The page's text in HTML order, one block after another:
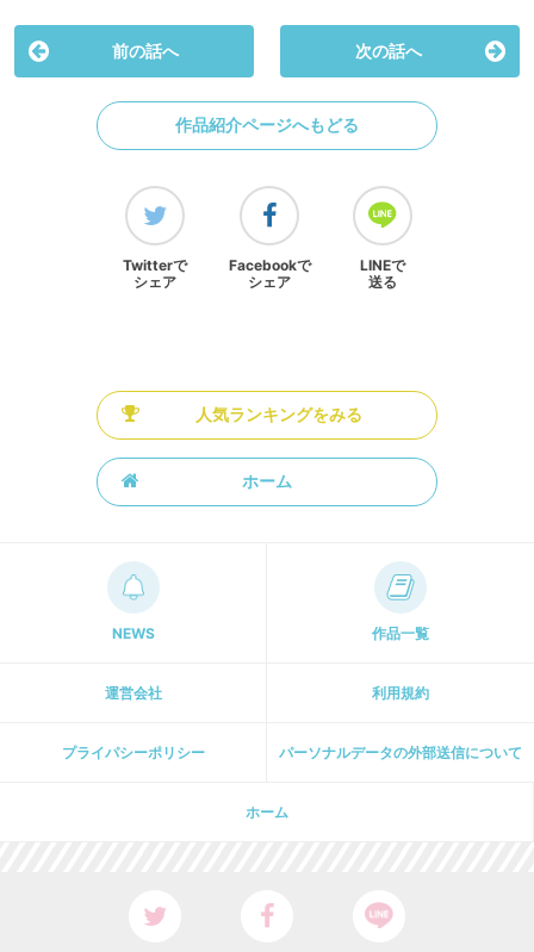
前の話へ 次の話へ
作品紹介ページへもどる
Twitterで
シェア
Facebookで
シェア
LINEで
送る
人気ランキングをみる
ホーム
NEWS 作品一覧
運営会社 利用規約
プライパシーポリシー パーソナルデータの外部送信について
ホーム